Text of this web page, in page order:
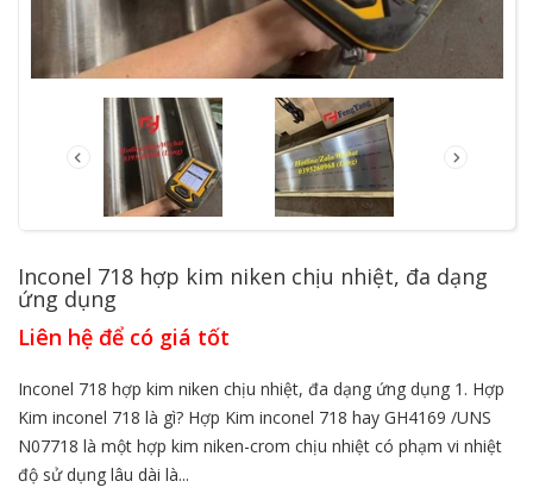
Inconel 718 hợp kim niken chịu nhiệt, đa dạng
ứng dụng
Liên hệ để có giá tốt
Inconel 718 hợp kim niken chịu nhiệt, đa dạng ứng dụng 1. Hợp
Kim inconel 718 là gì? Hợp Kim inconel 718 hay GH4169 /UNS
N07718 là một hợp kim niken-crom chịu nhiệt có phạm vi nhiệt
độ sử dụng lâu dài là...